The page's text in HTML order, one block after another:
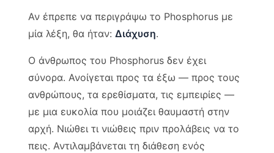
Αν έπρεπε να περιγράψω το Phosphorus με
μία λέξη, θα ήταν: Διάχυση.
Ο άνθρωπος του Phosphorus δεν έχει
σύνορα. Ανοίγεται προς τα έξω — προς τους
ανθρώπους, τα ερεθίσματα, τις εμπειρίες —
με μια ευκολία που μοιάζει θαυμαστή στην
αρχή. Νιώθει τι νιώθεις πριν προλάβεις να το
πεις. Αντιλαμβάνεται τη διάθεση ενός